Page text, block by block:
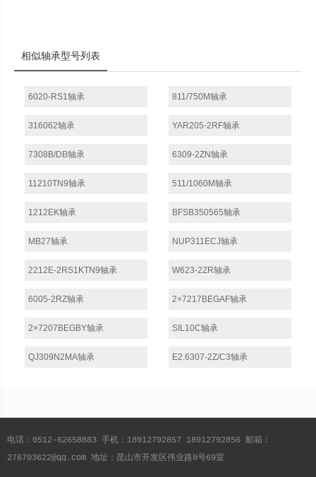
相似轴承型号列表
6020-RS1轴承 811/750M轴承
316062轴承 YAR205-2RF轴承
7308B/DB轴承 6309-2ZN轴承
11210TN9轴承 511/1060M轴承
1212EK轴承 BFSB350565轴承
MB27轴承 NUP311ECJ轴承
2212E-2RS1KTN9轴承 W623-2ZR轴承
6005-2RZ轴承 2×7217BEGAF轴承
2×7207BEGBY轴承 SIL10C轴承
QJ309N2MA轴承 E2.6307-2Z/C3轴承
电话：0512-62658883 手机：18912792857 18912792856 邮箱：
276703622@qq.com 地址：昆山市开发区伟业路8号69室